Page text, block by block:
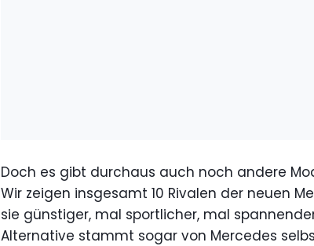
Doch es gibt durchaus auch noch andere
Wir zeigen insgesamt 10 Rivalen der neuen
sie günstiger, mal sportlicher, mal
Alternative stammt sogar von Mercedes